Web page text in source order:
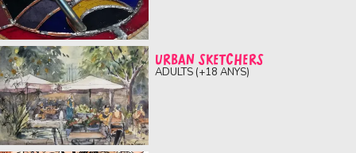
URBAN SKETCHERS
ADULTS (+18 ANYS)